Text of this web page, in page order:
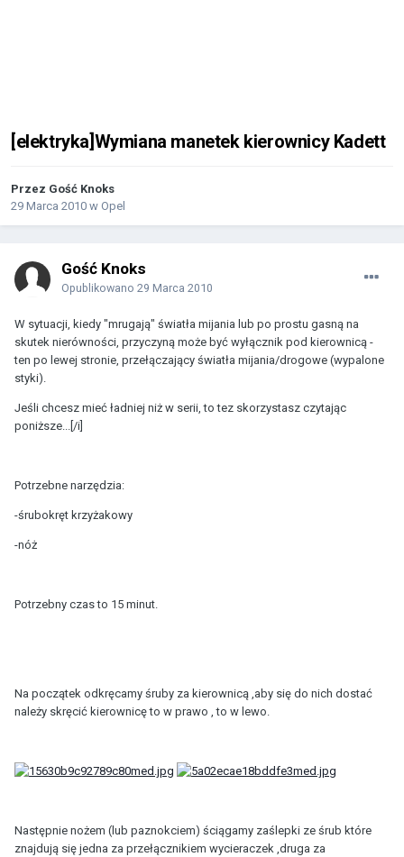
[elektryka]Wymiana manetek kierownicy Kadett
Przez Gość Knoks
29 Marca 2010 w Opel
Gość Knoks
Opublikowano 29 Marca 2010
W sytuacji, kiedy "mrugają" światła mijania lub po prostu gasną na
skutek nierówności, przyczyną może być wyłącznik pod kierownicą -
ten po lewej stronie, przełączający światła mijania/drogowe (wypalone
styki).
Jeśli chcesz mieć ładniej niż w serii, to tez skorzystasz czytając
poniższe...[/i]
Potrzebne narzędzia:
-śrubokręt krzyżakowy
-nóż
Potrzebny czas to 15 minut.
Na początek odkręcamy śruby za kierownicą ,aby się do nich dostać
należy skręcić kierownicę to w prawo , to w lewo.
Następnie nożem (lub paznokciem) ściągamy zaślepki ze śrub które
znajdują się jedna za przełącznikiem wycieraczek ,druga za